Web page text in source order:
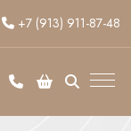
+7 (913) 911-87-48